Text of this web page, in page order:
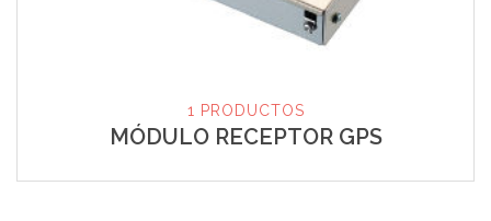
1 PRODUCTOS
MÓDULO RECEPTOR GPS